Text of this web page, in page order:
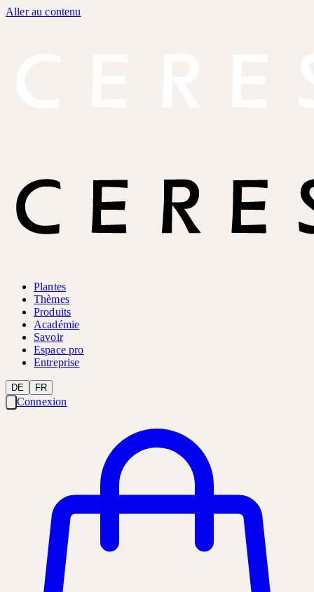
Aller au contenu
Plantes
Thèmes
Produits
Académie
Savoir
Espace pro
Entreprise
DE FR
Connexion